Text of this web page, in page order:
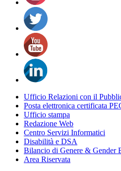
Ufficio Relazioni con il
Posta elettronica certificata
Ufficio stampa
Redazione Web
Centro Servizi Informatici
Disabilità e DSA
Bilancio di Genere & Gender
Area Riservata